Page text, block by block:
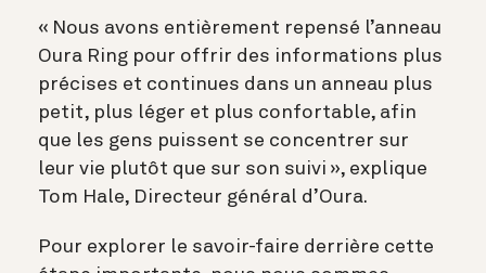
« Nous avons entièrement repensé l’anneau
Oura Ring pour offrir des informations plus
précises et continues dans un anneau plus
petit, plus léger et plus confortable, afin
que les gens puissent se concentrer sur
leur vie plutôt que sur son suivi », explique
Tom Hale, Directeur général d’Oura.
Pour explorer le savoir-faire derrière cette